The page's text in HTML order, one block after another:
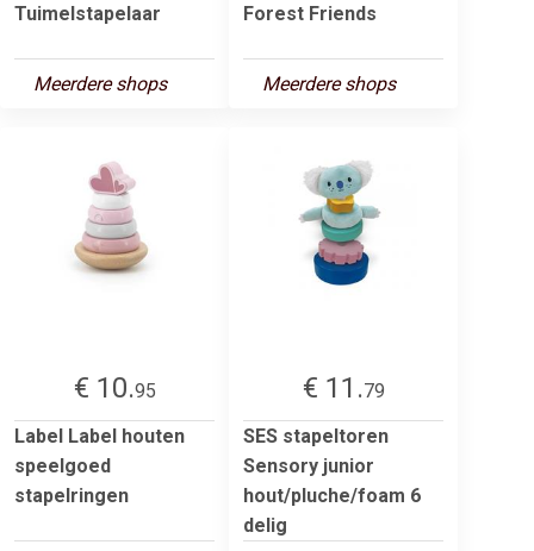
Tuimelstapelaar
Meerdere shops
Forest Friends
Meerdere shops
€ 10.95
Label Label houten
speelgoed
stapelringen
€ 11.79
SES stapeltoren
Sensory junior
hout/pluche/foam 6
delig